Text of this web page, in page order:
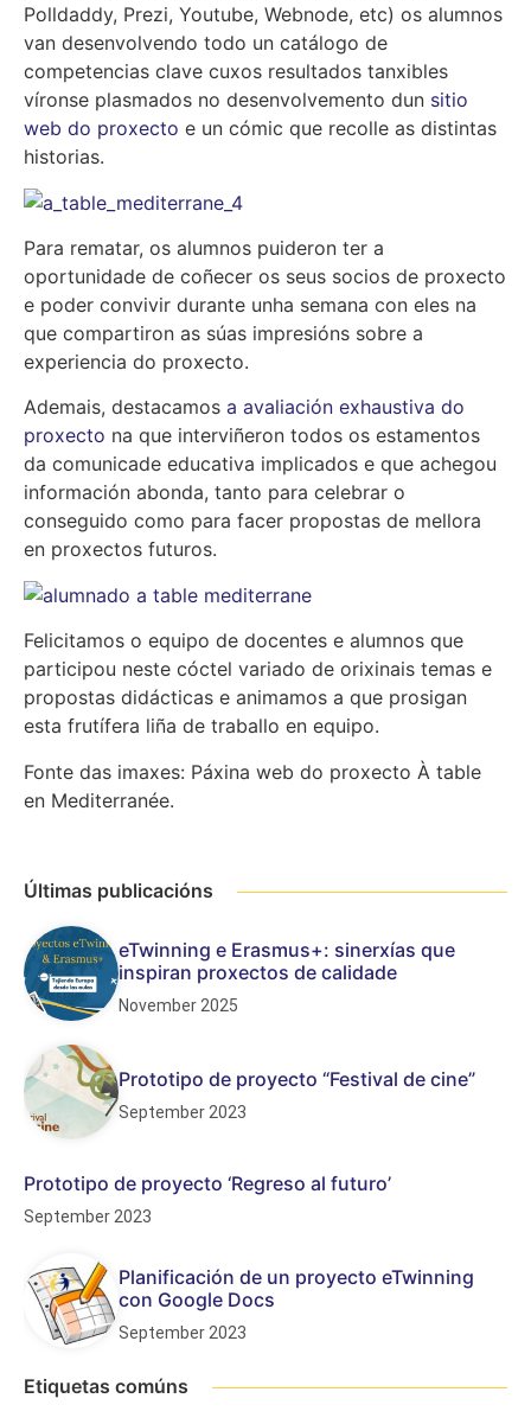
Polldaddy, Prezi, Youtube, Webnode, etc) os alumnos
van desenvolvendo todo un catálogo de
competencias clave cuxos resultados tanxibles
víronse plasmados no desenvolvemento dun sitio
web do proxecto e un cómic que recolle as distintas
historias.
Para rematar, os alumnos puideron ter a
oportunidade de coñecer os seus socios de proxecto
e poder convivir durante unha semana con eles na
que compartiron as súas impresións sobre a
experiencia do proxecto.
Ademais, destacamos a avaliación exhaustiva do
proxecto na que interviñeron todos os estamentos
da comunicade educativa implicados e que achegou
información abonda, tanto para celebrar o
conseguido como para facer propostas de mellora
en proxectos futuros.
Felicitamos o equipo de docentes e alumnos que
participou neste cóctel variado de orixinais temas e
propostas didácticas e animamos a que prosigan
esta frutífera liña de traballo en equipo.
Fonte das imaxes: Páxina web do proxecto À table
en Mediterranée.
Últimas publicacións
eTwinning e Erasmus+: sinerxías que
inspiran proxectos de calidade
November 2025
Prototipo de proyecto “Festival de cine”
September 2023
Prototipo de proyecto ‘Regreso al futuro’
September 2023
Planificación de un proyecto eTwinning
con Google Docs
September 2023
Etiquetas comúns